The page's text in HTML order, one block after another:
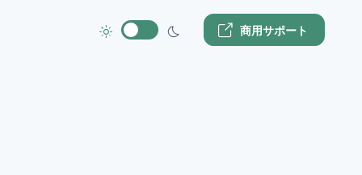
商用サポート